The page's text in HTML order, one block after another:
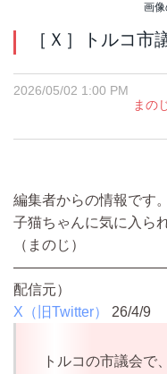
画
［Ｘ］トルコ市
2026/05/02 1:00 PM
まの
編集者からの情報です。
子猫ちゃんに気に入ら
（まのじ）
配信元）
X（旧Twitter）
26/4/9
トルコの市議会で